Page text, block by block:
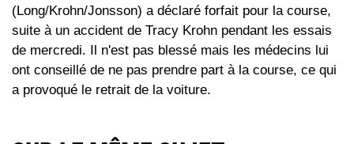
(Long/Krohn/Jonsson) a déclaré forfait pour la course,
suite à un accident de Tracy Krohn pendant les essais
de mercredi. Il n'est pas blessé mais les médecins lui
ont conseillé de ne pas prendre part à la course, ce qui
a provoqué le retrait de la voiture.